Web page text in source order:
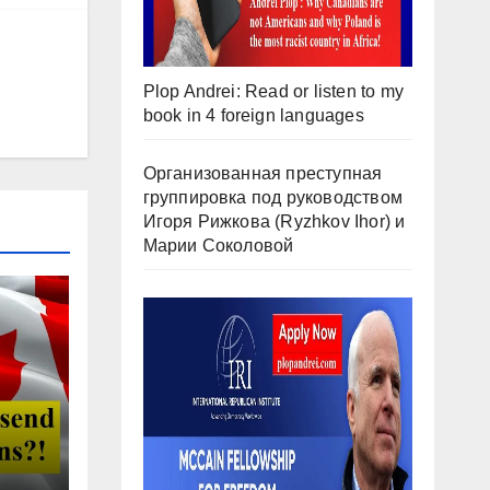
Plop Andrei: Read or listen to my
book in 4 foreign languages
Организованная преступная
группировка под руководством
Игоря Рижкова (Ryzhkov Ihor) и
Марии Соколовой